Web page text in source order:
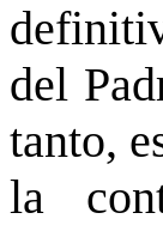
del
tanto,
la